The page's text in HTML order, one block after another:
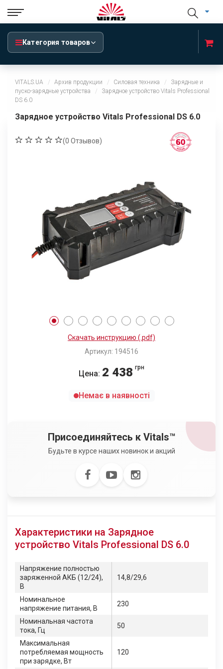
Категория товаров
VITALS.UA Архив продукции Силовая техника
Зарядные и
пуско-зарядные устройства
Зарядное устройство Vitals Professional
DS 6.0
Зарядное устройство Vitals Professional DS 6.0
(0 Отзывов)
Скачать инструкцию (.pdf)
Артикул: 194516
Цена: 2 438 грн
Немає в наявності
Присоединяйтесь к Vitals™
Будьте в курсе наших новинок и акций
Характеристики на Зарядное
устройство Vitals Professional DS 6.0
Напряжение полностью
заряженной АКБ (12/24),
В
14,8/29,6
Номинальное
напряжение питания, В
230
Номинальная частота
тока, Гц
50
Максимальная
потребляемая мощность
при зарядке, Вт
120